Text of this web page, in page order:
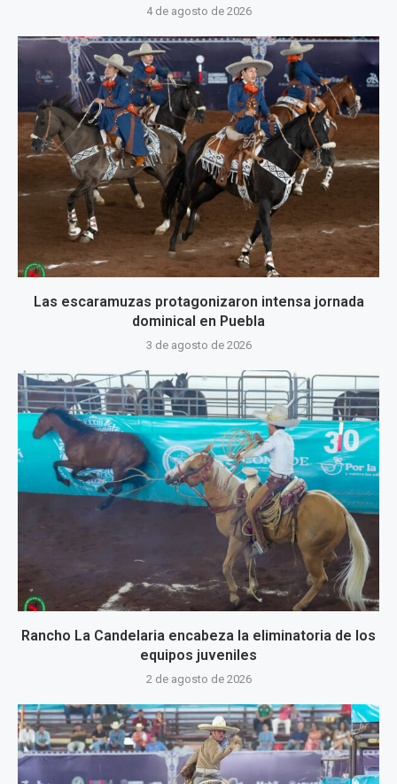
4 de agosto de 2026
Las escaramuzas protagonizaron intensa jornada
dominical en Puebla
3 de agosto de 2026
Rancho La Candelaria encabeza la eliminatoria de los
equipos juveniles
2 de agosto de 2026